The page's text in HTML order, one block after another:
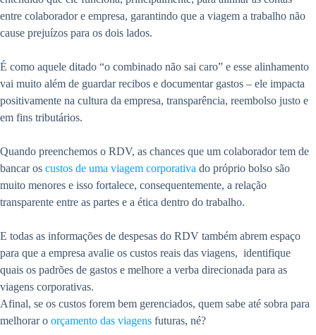
entre colaborador e empresa, garantindo que a viagem a trabalho não
cause prejuízos para os dois lados.
É como aquele ditado “o combinado não sai caro” e esse alinhamento
vai muito além de guardar recibos e documentar gastos – ele impacta
positivamente na cultura da empresa, transparência, reembolso justo e
em fins tributários.
Quando preenchemos o RDV, as chances que um colaborador tem de
bancar os custos de uma viagem corporativa do próprio bolso são
muito menores e isso fortalece, consequentemente, a relação
transparente entre as partes e a ética dentro do trabalho.
E todas as informações de despesas do RDV também abrem espaço
para que a empresa avalie os custos reais das viagens, identifique
quais os padrões de gastos e melhore a verba direcionada para as
viagens corporativas.
Afinal, se os custos forem bem gerenciados, quem sabe até sobra para
melhorar o orçamento das viagens futuras, né?